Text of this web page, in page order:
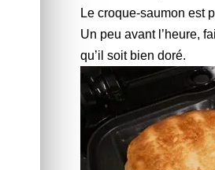
Le croque-saumon est
Un peu avant l’heure,
qu’il soit bien doré.